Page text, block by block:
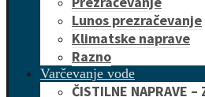
Lunos prezračevanje
Klimatske naprave
Razno
Varčevanje vode
ČISTILNE NAPRAVE –